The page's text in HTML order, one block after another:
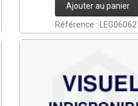
Ajouter au panier
Référence :